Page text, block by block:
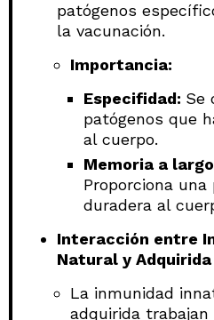
patógenos
la vacunación.
Importancia:
Especifidad: Se
patógenos que
al cuerpo.
Memoria a
Proporciona una
duradera al
Interacción entre
Natural y Adquirida
La inmunidad
adquirida